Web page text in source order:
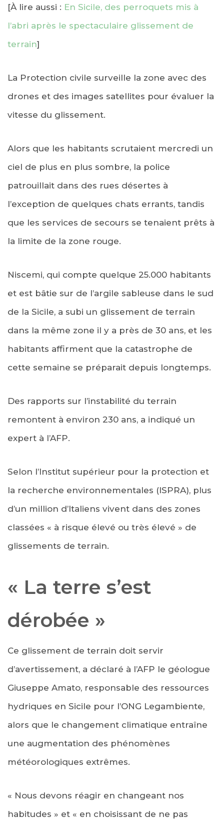
[À lire aussi : En Sicile, des perroquets mis à
l’abri après le spectaculaire glissement de
terrain]
La Protection civile surveille la zone avec des
drones et des images satellites pour évaluer la
vitesse du glissement.
Alors que les habitants scrutaient mercredi un
ciel de plus en plus sombre, la police
patrouillait dans des rues désertes à
l’exception de quelques chats errants, tandis
que les services de secours se tenaient prêts à
la limite de la zone rouge.
Niscemi, qui compte quelque 25.000 habitants
et est bâtie sur de l’argile sableuse dans le sud
de la Sicile, a subi un glissement de terrain
dans la même zone il y a près de 30 ans, et les
habitants affirment que la catastrophe de
cette semaine se préparait depuis longtemps.
Des rapports sur l’instabilité du terrain
remontent à environ 230 ans, a indiqué un
expert à l’AFP.
Selon l’Institut supérieur pour la protection et
la recherche environnementales (ISPRA), plus
d’un million d’Italiens vivent dans des zones
classées « à risque élevé ou très élevé » de
glissements de terrain.
« La terre s’est
dérobée »
Ce glissement de terrain doit servir
d’avertissement, a déclaré à l’AFP le géologue
Giuseppe Amato, responsable des ressources
hydriques en Sicile pour l’ONG Legambiente,
alors que le changement climatique entraîne
une augmentation des phénomènes
météorologiques extrêmes.
« Nous devons réagir en changeant nos
habitudes » et « en choisissant de ne pas